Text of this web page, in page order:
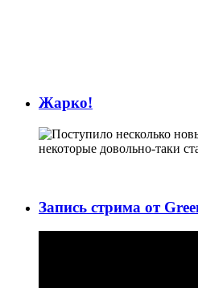
Жарко!
Поступило несколько
некоторые довольно-таки
Запись стрима от